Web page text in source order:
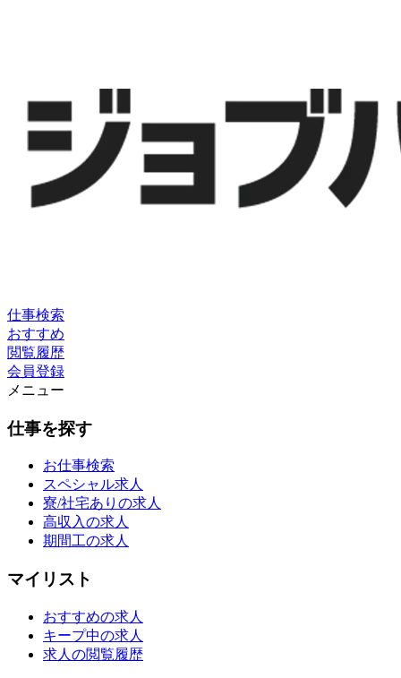
仕事検索
おすすめ
閲覧履歴
会員登録
メニュー
仕事を探す
お仕事検索
スペシャル求人
寮/社宅ありの求人
高収入の求人
期間工の求人
マイリスト
おすすめの求人
キープ中の求人
求人の閲覧履歴